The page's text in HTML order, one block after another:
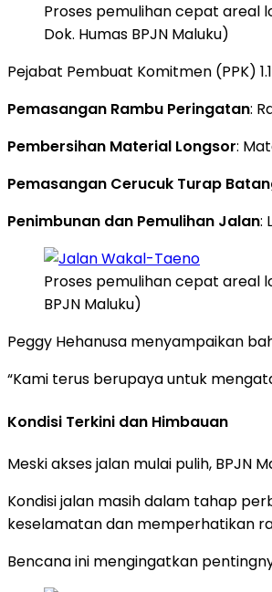
Proses pemulihan cepat areal
Dok. Humas BPJN Maluku)
Pejabat Pembuat Komitmen (PPK)
Pemasangan Rambu Peringatan:
Pembersihan Material Longsor:
Pemasangan Cerucuk Turap
Penimbunan dan Pemulihan Jalan:
Proses pemulihan cepat areal
BPJN Maluku)
Peggy Hehanusa menyampaikan
“Kami terus berupaya untuk
Kondisi Terkini dan Himbauan
Meski akses jalan mulai pulih,
Kondisi jalan masih dalam tahap
keselamatan dan memperhatikan
Bencana ini mengingatkan